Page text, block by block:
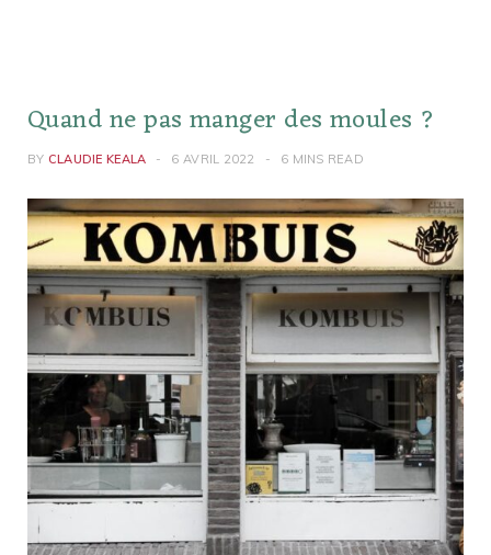
Quand ne pas manger des moules ?
BY CLAUDIE KEALA 6 AVRIL 2022 6 MINS READ